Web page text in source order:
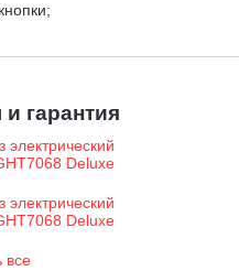
гарантия
все